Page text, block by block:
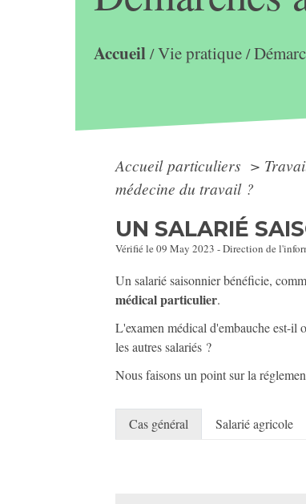
Accueil/Vie pratique/
Accueil particuliers >
médecine du travail ?
UN SALARIÉ
Vérifié le 09 May 2023 - Direction de
Un salarié saisonnier bénéficie,
médical particulier.
L'examen médical d'embauche est-
les autres salariés ?
Nous faisons un point sur la
Cas général Salarié agricole